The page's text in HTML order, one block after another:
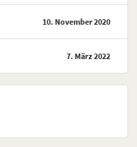
10. November 2020
7. März 2022